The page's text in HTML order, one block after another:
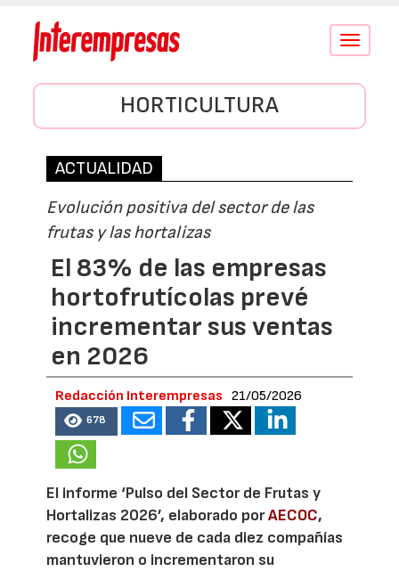
Conmutar
HORTICULTURA
ACTUALIDAD
Evolución positiva del sector de las
frutas y las hortalizas
El 83% de las empresas
hortofrutícolas prevé
incrementar sus ventas
en 2026
Redacción Interempresas 21/05/2026
678
El informe ‘Pulso del Sector de Frutas y
Hortalizas 2026’, elaborado porAECOC,
recoge que nueve de cada diez compañías
mantuvieron o incrementaron su